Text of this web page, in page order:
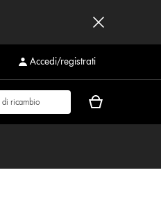
Accedi/registrati
Il